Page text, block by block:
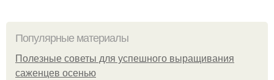
Популярные материалы
Полезные советы для успешного выращивания
саженцев осенью